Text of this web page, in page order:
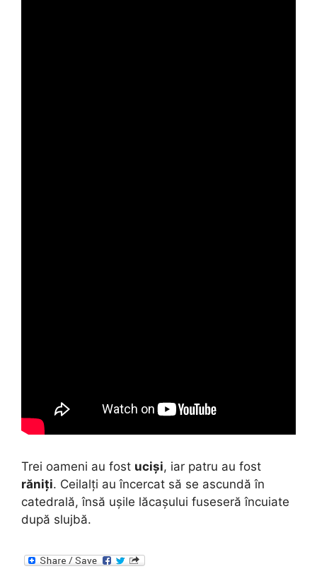
Trei oameni au fost uciși, iar patru au fost
răniți. Ceilalți au încercat să se ascundă în
catedrală, însă ușile lăcașului fuseseră încuiate
după slujbă.